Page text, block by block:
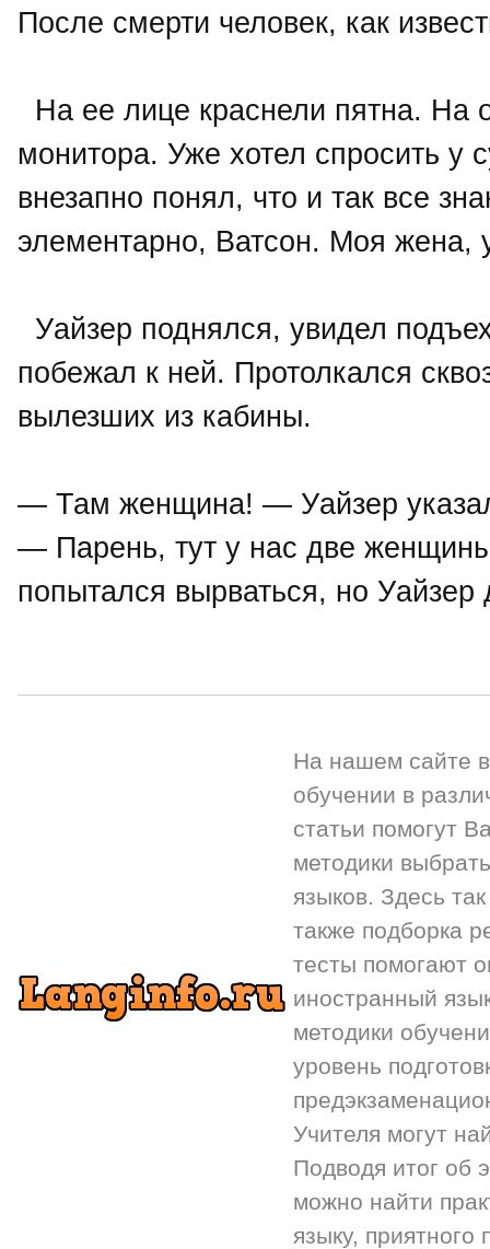
После смерти человек, как
На ее лице краснели пятна. На
монитора. Уже хотел спросить у
внезапно понял, что и так все
элементарно, Ватсон. Моя жена,
Уайзер поднялся, увидел
побежал к ней. Протолкался
вылезших из кабины.
— Там женщина! — Уайзер указал
— Парень, тут у нас две
попытался вырваться, но Уайзер
На нашем сайте
обучении в
статьи помогут
методики
языков. Здесь
также подборка
тесты помогают
иностранный
методики
уровень
Учителя могут
Подводя итог об
можно найти
языку,